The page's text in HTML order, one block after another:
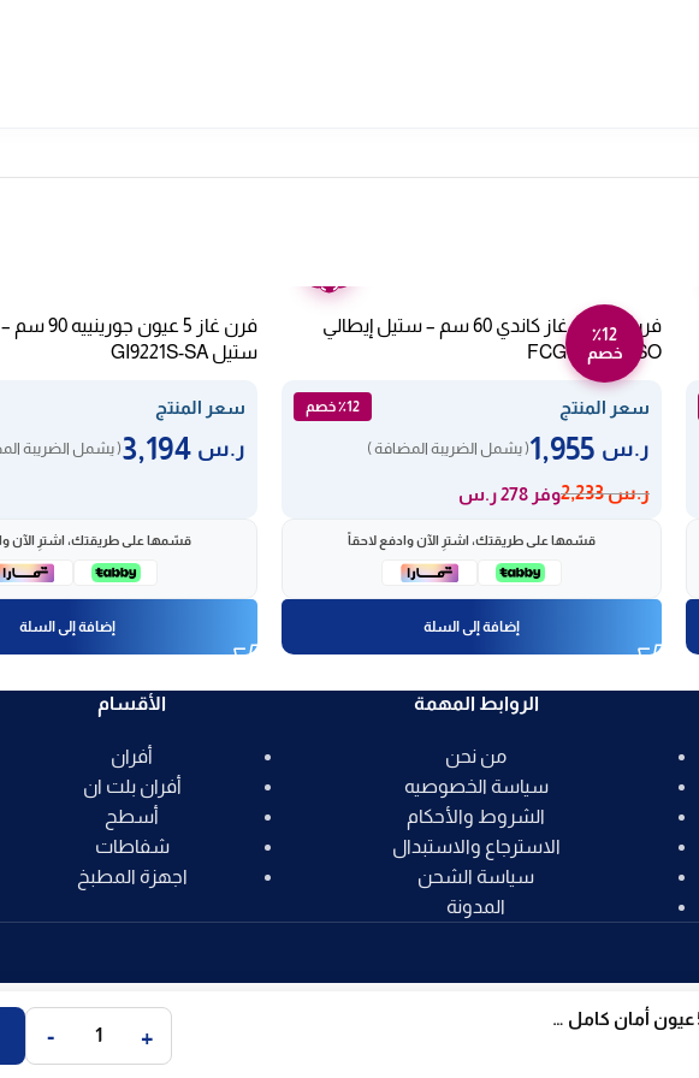
٪12
خصم
فرن بلت ان غاز كاندي 60 سم – ستيل إيطالي
FCG663X SASO
سعر المنتج ٪12 خصم
ر.س ( يشمل الضريبة المضافة )
ر.س2,233 وفر 278 ر.س
قسّمها على طريقتك، اشترِ الآن وادفع لاحقاً
إضافة إلى السلة
فرن غاز 5
ستيل GI9221S-SA
سعر المنتج
ر.س ( يشمل الضريبة
قسّمها على طريقتك، اشترِ الآن
إضافة إلى السلة
الروابط المهمة
من نحن
سياسة الخصوصيه
الشروط والأحكام
الاسترجاع والاستبدال
سياسة الشحن
المدونة
الأقسام
أفران
أفران بلت ان
أسطح
شفاطات
اجهزة المطبخ
فرن غاز 60 * 90 سم جنرال سوبريم 5 عيون أمان كامل - ستيل مصري GS9060FRGS
+
-